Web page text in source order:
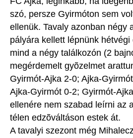
szó, persze Gyirmóton sem
ellenük. Tavaly azonban négy
pályára kellett lépnünk
mind a négy találkozón (2
megérdemelt gyõzelmet
Gyirmót-Ajka 2-0; Ajka-
Ajka-Gyirmót 0-2; Gyirmót-
ellenére nem szabad leírni az
télen edzõváltáson estek át.
A tavalyi szezont még